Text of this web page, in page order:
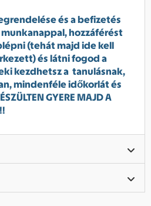
és a befizetés
hozzáférést
(tehát majd ide kell
és látni fogod a
kezdhetsz a tanulásnak,
mindenféle időkorlát és
GYERE MAJD A